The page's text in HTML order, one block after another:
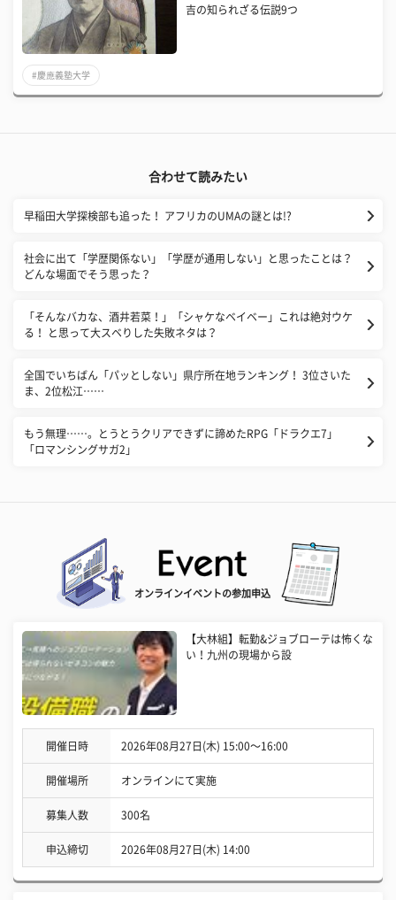
吉の知られざる伝説9つ
#慶應義塾大学
合わせて読みたい
早稲田大学探検部も追った！ アフリカのUMAの謎とは!?
社会に出て「学歴関係ない」「学歴が通用しない」と思ったことは？
どんな場面でそう思った？
「そんなバカな、酒井若菜！」「シャケなベイベー」これは絶対ウケ
る！ と思って大スベりした失敗ネタは？
全国でいちばん「パッとしない」県庁所在地ランキング！ 3位さいた
ま、2位松江……
もう無理……。とうとうクリアできずに諦めたRPG「ドラクエ7」
「ロマンシングサガ2」
オンラインイベントの参加申込
【大林組】転勤&ジョブローテは怖くな
い！九州の現場から設
開催日時 2026年08月27日(木) 15:00〜16:00
開催場所 オンラインにて実施
募集人数 300名
申込締切 2026年08月27日(木) 14:00